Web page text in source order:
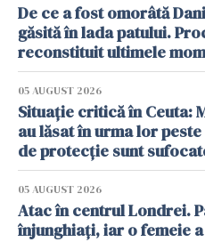
De ce a fost omorâtă
găsită în lada patului.
reconstituit ultimele
05 AUGUST 2026
Situație critică în Ceuta:
au lăsat în urma lor
de protecție sunt
05 AUGUST 2026
Atac în centrul Londrei.
înjunghiați, iar o femeie